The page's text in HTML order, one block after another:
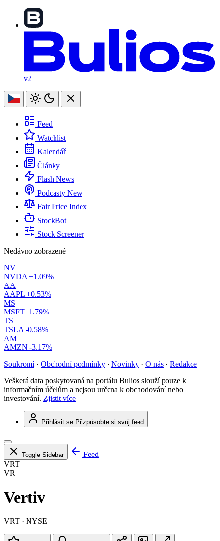
v2
Feed
Watchlist
Kalendář
Články
Flash News
Podcasty New
Fair Price Index
StockBot
Stock Screener
Nedávno zobrazené
NV
NVDA +1.09%
AA
AAPL +0.53%
MS
MSFT -1.79%
TS
TSLA -0.58%
AM
AMZN -3.17%
Soukromí · Obchodní podmínky · Novinky · O nás · Redakce
Veškerá data poskytovaná na portálu Bulios slouží pouze k
informačním účelům a nejsou určena k obchodování nebo
investování. Zjistit více
Přihlásit se Přizpůsobte si svůj feed
Toggle Sidebar
Feed
VRT
VR
Vertiv
VRT · NYSE